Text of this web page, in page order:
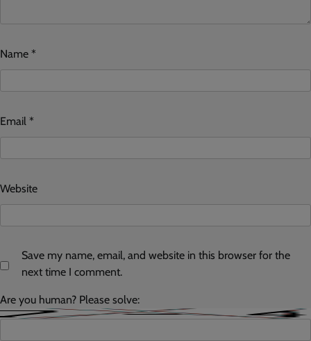
Name *
Email *
Website
Save my name, email, and website in this browser for the
next time I comment.
Are you human? Please solve: